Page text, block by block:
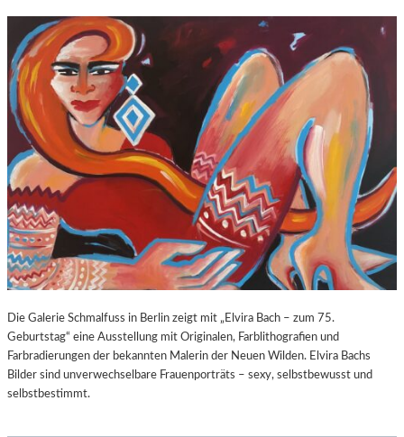
Z
A
R
T
S
7
0
.
G
E
B
U
T
S
T
A
Die Galerie Schmalfuss in Berlin zeigt mit „Elvira Bach – zum 75.
Geburtstag“ eine Ausstellung mit Originalen, Farblithografien und
Farbradierungen der bekannten Malerin der Neuen Wilden. Elvira Bachs
Bilder sind unverwechselbare Frauenporträts – sexy, selbstbewusst und
selbstbestimmt.